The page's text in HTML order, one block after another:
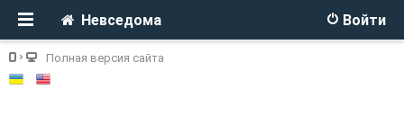
Войти
Невседома
Полная версия сайта